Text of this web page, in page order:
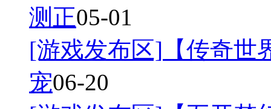
测正05-01
[游戏发布区] 【传奇
宠06-20